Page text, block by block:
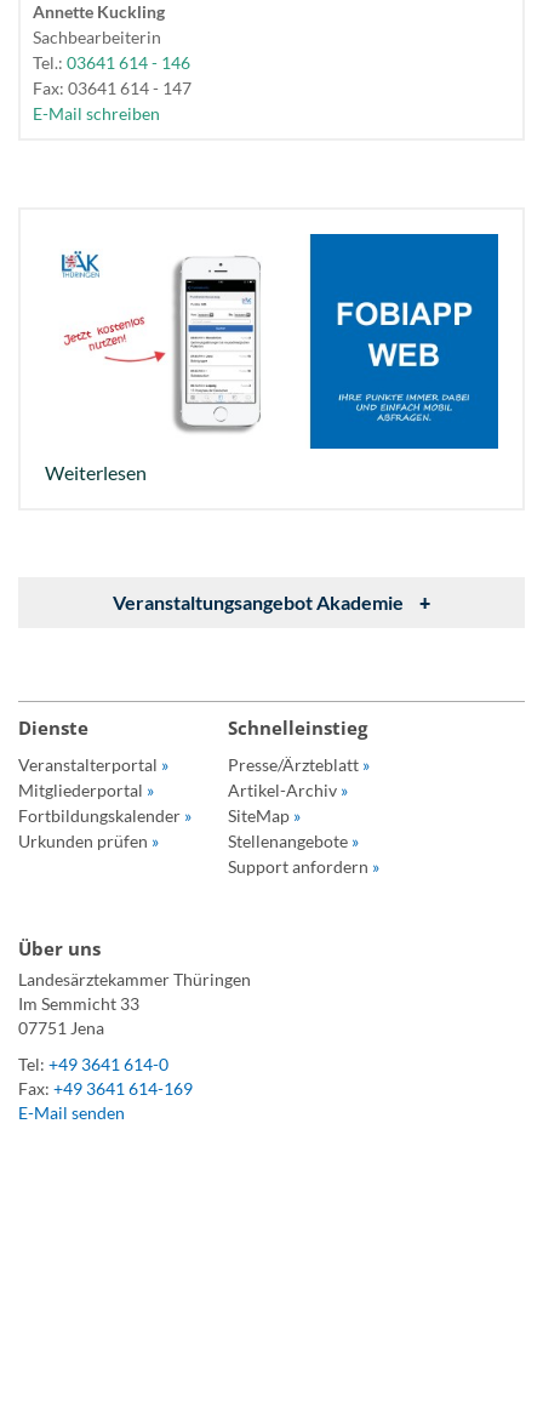
Annette Kuckling
Sachbearbeiterin
Tel.: 03641 614 - 146
Fax: 03641 614 - 147
E-Mail schreiben
Weiterlesen
Veranstaltungsangebot Akademie +
Dienste
Veranstalterportal »
Mitgliederportal »
Fortbildungskalender »
Urkunden prüfen »
Schnelleinstieg
Presse/Ärzteblatt »
Artikel-Archiv »
SiteMap »
Stellenangebote »
Support anfordern »
Über uns
Landesärztekammer Thüringen
Im Semmicht 33
07751 Jena
Tel: +49 3641 614-0
Fax: +49 3641 614-169
E-Mail senden